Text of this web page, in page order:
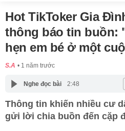
Hot TikToker Gia
thông báo tin buồn:
hẹn em bé ở một
S.A 1 năm trước
Nghe đọc bài 2:48
Thông tin khiến nhiều cư
gửi lời chia buồn đến cặp